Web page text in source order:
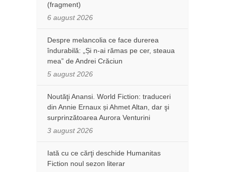
(fragment)
6 august 2026
Despre melancolia ce face durerea
îndurabilă: „Și n-ai rămas pe cer, steaua
mea” de Andrei Crăciun
5 august 2026
Noutăţi Anansi. World Fiction: traduceri
din Annie Ernaux și Ahmet Altan, dar şi
surprinzătoarea Aurora Venturini
3 august 2026
Iată cu ce cărţi deschide Humanitas
Fiction noul sezon literar